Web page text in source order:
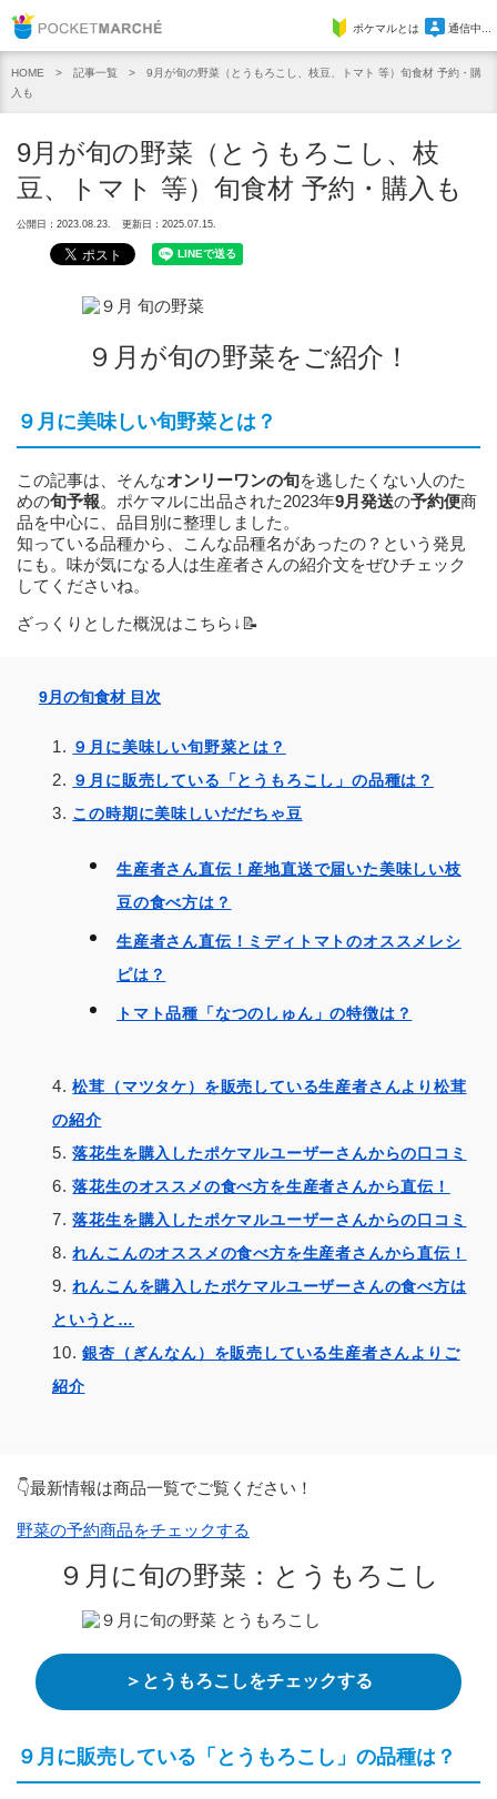
Pocket Marcheポケマルとは 通信中...
HOME 記事一覧
9月が旬の野菜（とうもろこし、枝豆、トマト 等）旬食材 予約・購
入も
9月が旬の野菜（とうもろこし、枝
豆、トマト 等）旬食材 予約・購入も
公開日：2023.08.23. 更新日：2025.07.15.
９月が旬の野菜をご紹介！
９月に美味しい旬野菜とは？
この記事は、そんなオンリーワンの旬を逃したくない人のた
めの旬予報。ポケマルに出品された2023年9月発送の予約便商
品を中心に、品目別に整理しました。
知っている品種から、こんな品種名があったの？という発見
にも。味が気になる人は生産者さんの紹介文をぜひチェック
してくださいね。
ざっくりとした概況はこちら↓📝
9月の旬食材 目次
９月に美味しい旬野菜とは？
９月に販売している「とうもろこし」の品種は？
この時期に美味しいだだちゃ豆
生産者さん直伝！産地直送で届いた美味しい枝
豆の食べ方は？
生産者さん直伝！ミディトマトのオススメレシ
ピは？
トマト品種「なつのしゅん」の特徴は？
松茸（マツタケ）を販売している生産者さんより松茸
の紹介
落花生を購入したポケマルユーザーさんからの口コミ
落花生のオススメの食べ方を生産者さんから直伝！
落花生を購入したポケマルユーザーさんからの口コミ
れんこんのオススメの食べ方を生産者さんから直伝！
れんこんを購入したポケマルユーザーさんの食べ方は
というと…
銀杏（ぎんなん）を販売している生産者さんよりご
紹介
👇最新情報は商品一覧でご覧ください！
野菜の予約商品をチェックする
９月に旬の野菜：とうもろこし
＞とうもろこしをチェックする
９月に販売している「とうもろこし」の品種は？